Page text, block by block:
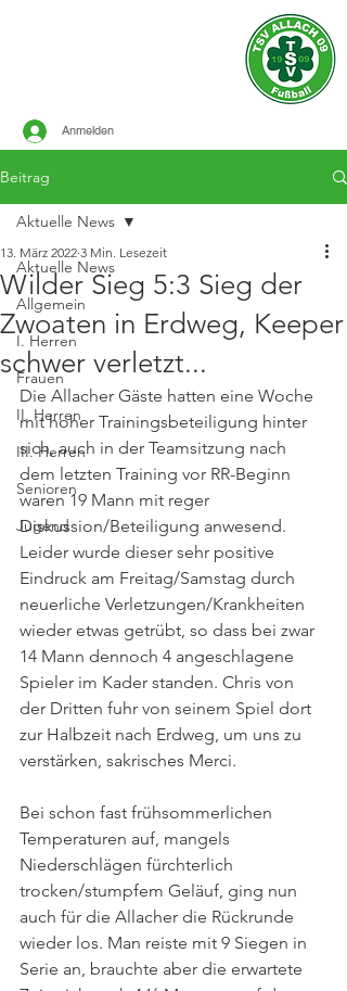
Anmelden
Beitrag
Aktuelle News
Allgemein
I. Herren
Frauen
II. Herren
III. Herren
Senioren
Jugend
Aktuelle News
Wilder Sieg 5:3 Sieg der
Zwoaten in Erdweg, Keeper
schwer verletzt...
13. März 2022 3 Min. Lesezeit
Die Allacher Gäste hatten eine Woche
mit hoher Trainingsbeteiligung hinter
sich, auch in der Teamsitzung nach
dem letzten Training vor RR-Beginn
waren 19 Mann mit reger
Diskussion/Beteiligung anwesend.
Leider wurde dieser sehr positive
Eindruck am Freitag/Samstag durch
neuerliche Verletzungen/Krankheiten
wieder etwas getrübt, so dass bei zwar
14 Mann dennoch 4 angeschlagene
Spieler im Kader standen. Chris von
der Dritten fuhr von seinem Spiel dort
zur Halbzeit nach Erdweg, um uns zu
verstärken, sakrisches Merci.
Bei schon fast frühsommerlichen
Temperaturen auf, mangels
Niederschlägen fürchterlich
trocken/stumpfem Geläuf, ging nun
auch für die Allacher die Rückrunde
wieder los. Man reiste mit 9 Siegen in
Serie an, brauchte aber die erwartete